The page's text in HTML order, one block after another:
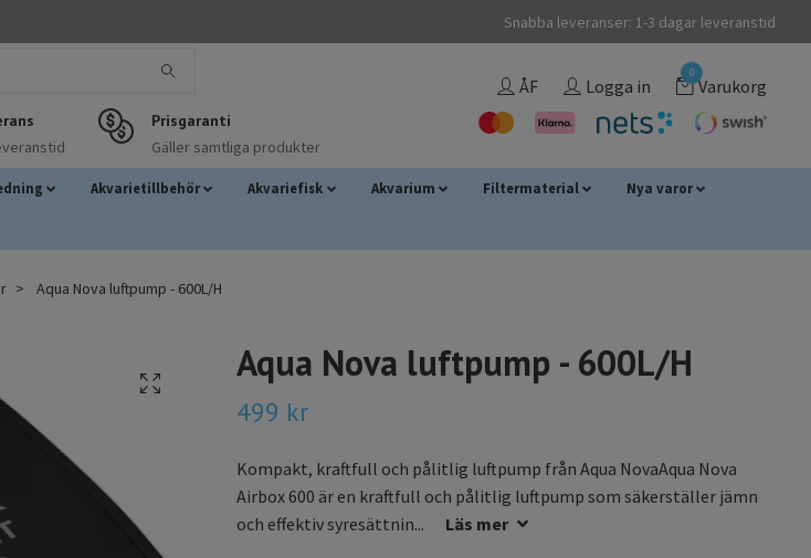
Snabba leveranser: 1-3 dagar leveranstid
Prisgaranti
Gäller samtliga produkter
ÅF Logga in
0
Varukorg
Akvarietillbehör Akvariefisk Akvarium Filtermaterial Nya varor
Aqua Nova luftpump - 600L/H
Aqua Nova luftpump - 600L/H
499 kr
Kompakt, kraftfull och pålitlig luftpump från Aqua NovaAqua Nova
Airbox 600 är en kraftfull och pålitlig luftpump som säkerställer jämn
och effektiv syresättnin...
Läs mer